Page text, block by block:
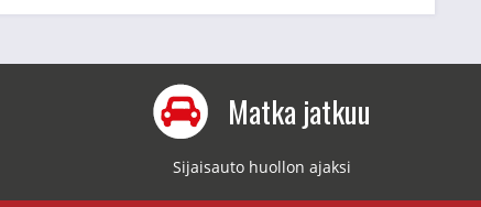
Matka jatkuu
Sijaisauto huollon ajaksi